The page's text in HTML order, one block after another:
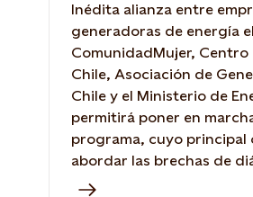
Inédita alianza entre
generadoras de energía
ComunidadMujer, Centro
Chile, Asociación de
Chile y el Ministerio de
permitirá poner en
programa, cuyo principal
abordar las brechas de
las comunidades a lo